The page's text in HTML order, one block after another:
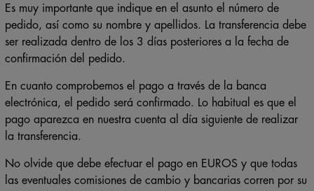
Es muy importante que indique en el asunto el número de
pedido, así como su nombre y apellidos. La transferencia debe
ser realizada dentro de los 3 días posteriores a la fecha de
confirmación del pedido.
En cuanto comprobemos el pago a través de la banca
electrónica, el pedido será confirmado. Lo habitual es que el
pago aparezca en nuestra cuenta al día siguiente de realizar
la transferencia.
No olvide que debe efectuar el pago en EUROS y que todas
las eventuales comisiones de cambio y bancarias corren por su